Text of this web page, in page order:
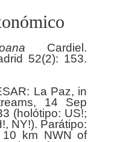
Cardiel.
52(2): 153.
La Paz, in
14 Sep
(holótipo: US!;
NY!). Parátipo:
10 km NWN of